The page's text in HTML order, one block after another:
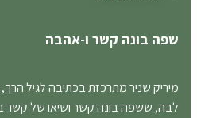
קשר ו-אהבה
מתרכזת בכתיבה לגיל הרך, מינקות
בונה קשר ושיאו של קשר בין-אישי